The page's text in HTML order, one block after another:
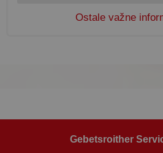
Ostale važne
Gebetsroither